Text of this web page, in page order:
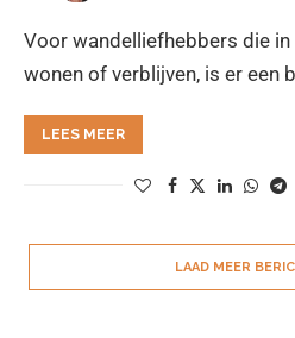
Voor wandelliefhebbers die
wonen of verblijven, is er een
LEES MEER
LAAD MEER